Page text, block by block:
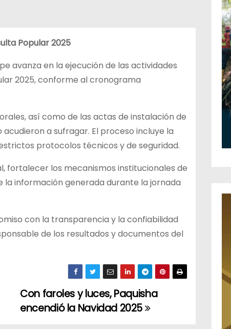
Popular 2025
avanza en la ejecución de las actividades
2025, conforme al cronograma
así como de las actas de instalación de
a sufragar. El proceso incluye la
protocolos técnicos y de seguridad.
fortalecer los mecanismos institucionales de
información generada durante la jornada
con la transparencia y la confiabilidad
de los resultados y documentos del
Con faroles y luces, Paquisha
encendió la Navidad 2025